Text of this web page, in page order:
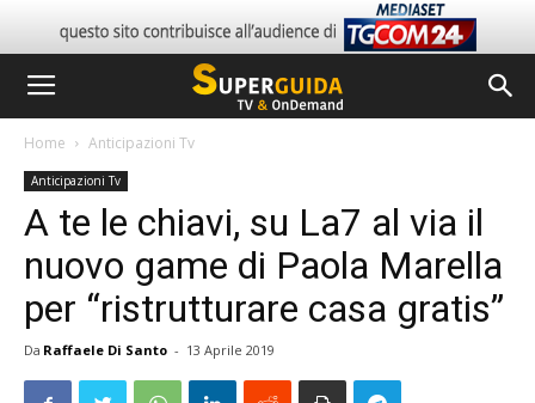
Home Anticipazioni Tv
Anticipazioni Tv
A te le chiavi, su La7 al via il
nuovo game di Paola Marella
per “ristrutturare casa gratis”
Da Raffaele Di Santo - 13 Aprile 2019